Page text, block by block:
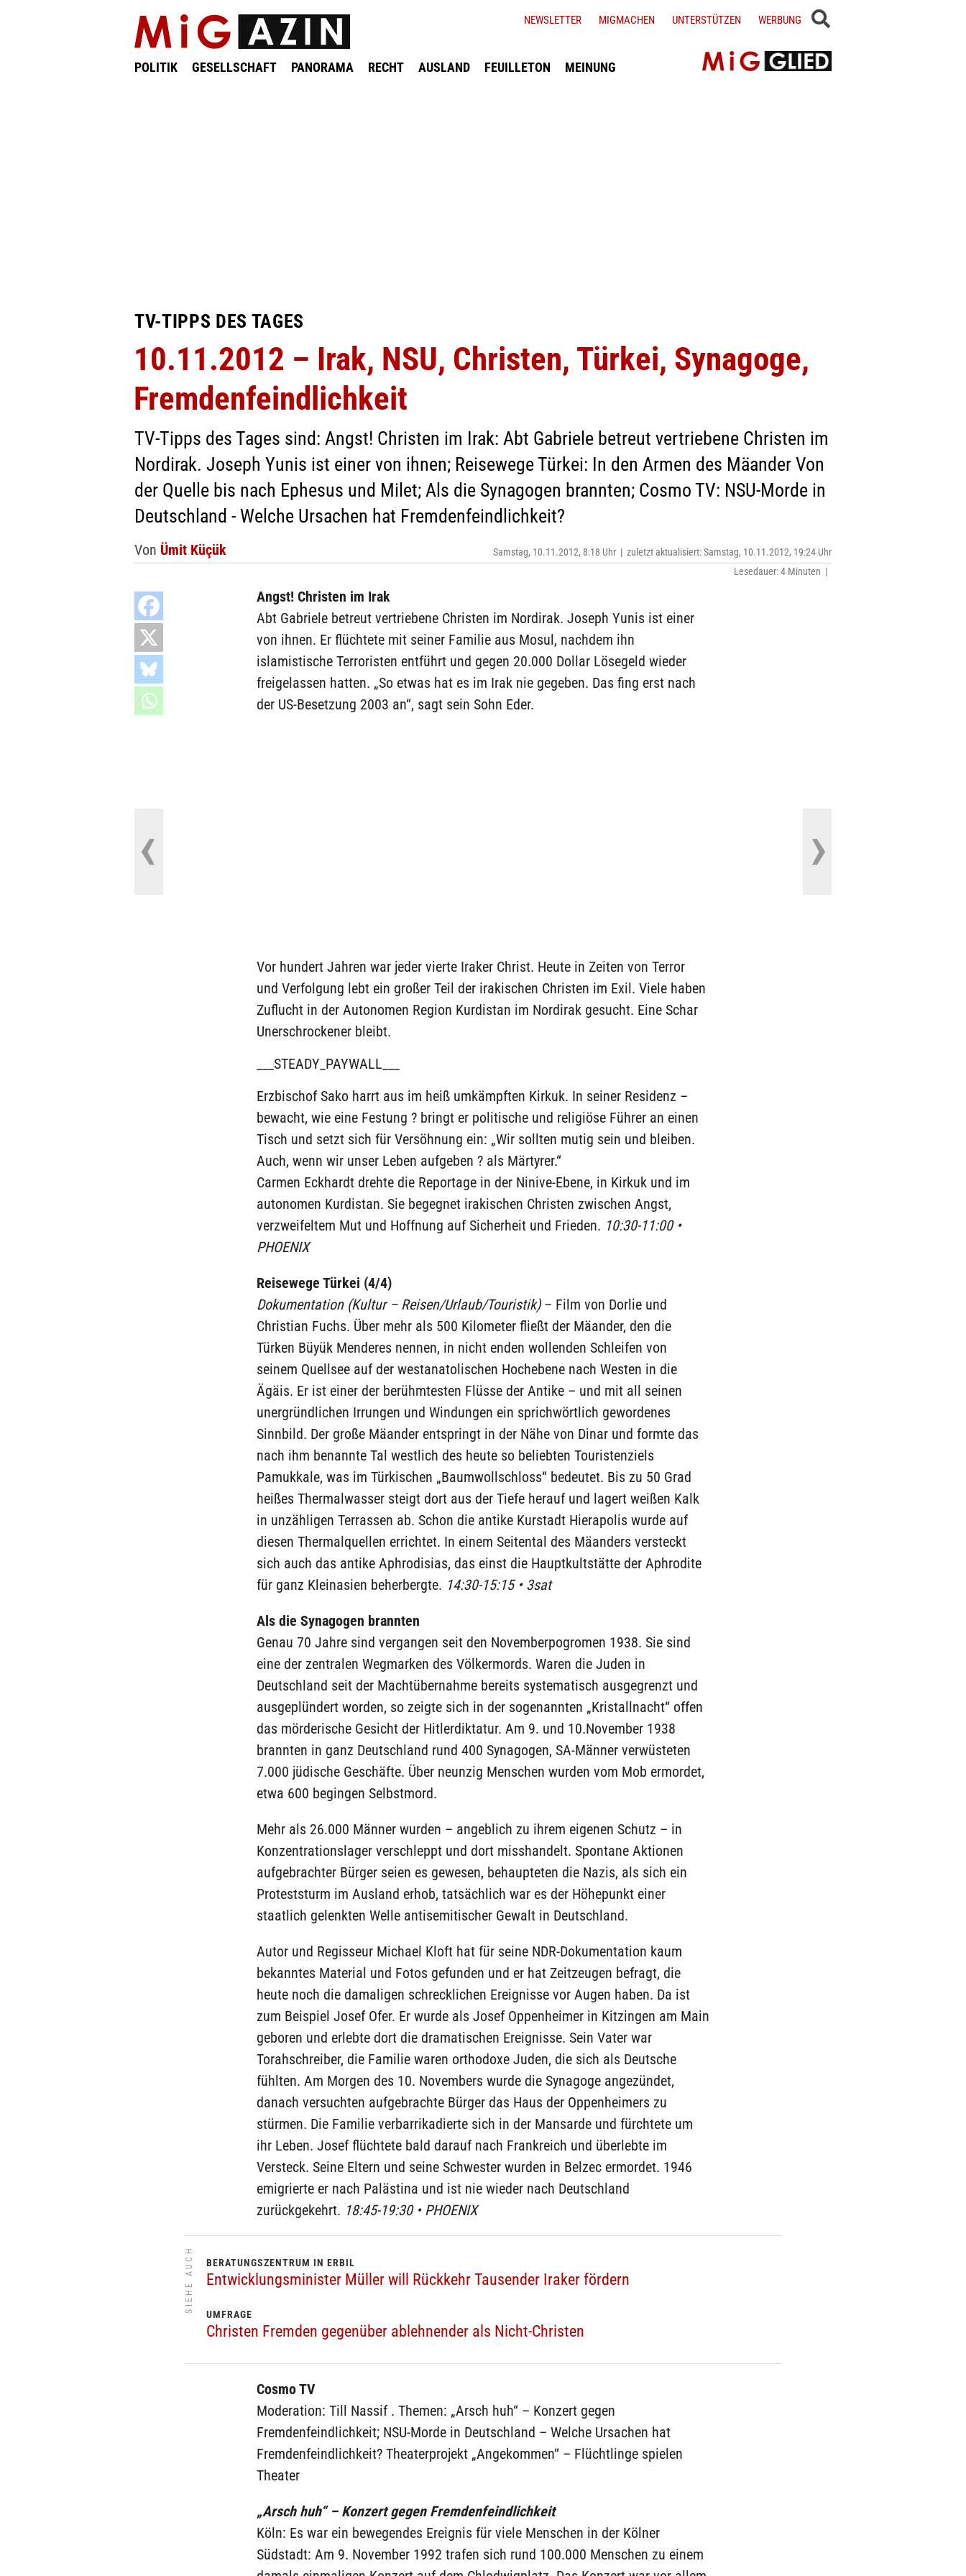
POLITIK GESELLSCHAFT PANORAMA RECHT AUSLAND FEUILLETON MEINUNG
NEWSLETTER MIGMACHEN UNTERSTÜTZEN WERBUNG
TV-TIPPS DES TAGES
10.11.2012 – Irak, NSU, Christen, Türkei, Synagoge,
Fremdenfeindlichkeit
TV-Tipps des Tages sind: Angst! Christen im Irak: Abt Gabriele betreut vertriebene Christen im
Nordirak. Joseph Yunis ist einer von ihnen; Reisewege Türkei: In den Armen des Mäander Von
der Quelle bis nach Ephesus und Milet; Als die Synagogen brannten; Cosmo TV: NSU-Morde in
Deutschland - Welche Ursachen hat Fremdenfeindlichkeit?
Von Ümit Küçük Samstag, 10.11.2012, 8:18 Uhr | zuletzt aktualisiert: Samstag, 10.11.2012, 19:24 Uhr
Lesedauer: 4 Minuten |
Angst! Christen im Irak
Abt Gabriele betreut vertriebene Christen im Nordirak. Joseph Yunis ist einer
von ihnen. Er flüchtete mit seiner Familie aus Mosul, nachdem ihn
islamistische Terroristen entführt und gegen 20.000 Dollar Lösegeld wieder
freigelassen hatten. „So etwas hat es im Irak nie gegeben. Das fing erst nach
der US-Besetzung 2003 an“, sagt sein Sohn Eder.
Vor hundert Jahren war jeder vierte Iraker Christ. Heute in Zeiten von Terror
und Verfolgung lebt ein großer Teil der irakischen Christen im Exil. Viele haben
Zuflucht in der Autonomen Region Kurdistan im Nordirak gesucht. Eine Schar
Unerschrockener bleibt.
___STEADY_PAYWALL___
Erzbischof Sako harrt aus im heiß umkämpften Kirkuk. In seiner Residenz –
bewacht, wie eine Festung ? bringt er politische und religiöse Führer an einen
Tisch und setzt sich für Versöhnung ein: „Wir sollten mutig sein und bleiben.
Auch, wenn wir unser Leben aufgeben ? als Märtyrer.“
Carmen Eckhardt drehte die Reportage in der Ninive-Ebene, in Kirkuk und im
autonomen Kurdistan. Sie begegnet irakischen Christen zwischen Angst,
verzweifeltem Mut und Hoffnung auf Sicherheit und Frieden. 10:30-11:00 •
PHOENIX
Reisewege Türkei (4/4)
Dokumentation (Kultur – Reisen/Urlaub/Touristik)– Film von Dorlie und
Christian Fuchs. Über mehr als 500 Kilometer fließt der Mäander, den die
Türken Büyük Menderes nennen, in nicht enden wollenden Schleifen von
seinem Quellsee auf der westanatolischen Hochebene nach Westen in die
Ägäis. Er ist einer der berühmtesten Flüsse der Antike – und mit all seinen
unergründlichen Irrungen und Windungen ein sprichwörtlich gewordenes
Sinnbild. Der große Mäander entspringt in der Nähe von Dinar und formte das
nach ihm benannte Tal westlich des heute so beliebten Touristenziels
Pamukkale, was im Türkischen „Baumwollschloss“ bedeutet. Bis zu 50 Grad
heißes Thermalwasser steigt dort aus der Tiefe herauf und lagert weißen Kalk
in unzähligen Terrassen ab. Schon die antike Kurstadt Hierapolis wurde auf
diesen Thermalquellen errichtet. In einem Seitental des Mäanders versteckt
sich auch das antike Aphrodisias, das einst die Hauptkultstätte der Aphrodite
für ganz Kleinasien beherbergte. 14:30-15:15 • 3sat
Als die Synagogen brannten
Genau 70 Jahre sind vergangen seit den Novemberpogromen 1938. Sie sind
eine der zentralen Wegmarken des Völkermords. Waren die Juden in
Deutschland seit der Machtübernahme bereits systematisch ausgegrenzt und
ausgeplündert worden, so zeigte sich in der sogenannten „Kristallnacht“ offen
das mörderische Gesicht der Hitlerdiktatur. Am 9. und 10.November 1938
brannten in ganz Deutschland rund 400 Synagogen, SA-Männer verwüsteten
7.000 jüdische Geschäfte. Über neunzig Menschen wurden vom Mob ermordet,
etwa 600 begingen Selbstmord.
Mehr als 26.000 Männer wurden – angeblich zu ihrem eigenen Schutz – in
Konzentrationslager verschleppt und dort misshandelt. Spontane Aktionen
aufgebrachter Bürger seien es gewesen, behaupteten die Nazis, als sich ein
Proteststurm im Ausland erhob, tatsächlich war es der Höhepunkt einer
staatlich gelenkten Welle antisemitischer Gewalt in Deutschland.
Autor und Regisseur Michael Kloft hat für seine NDR-Dokumentation kaum
bekanntes Material und Fotos gefunden und er hat Zeitzeugen befragt, die
heute noch die damaligen schrecklichen Ereignisse vor Augen haben. Da ist
zum Beispiel Josef Ofer. Er wurde als Josef Oppenheimer in Kitzingen am Main
geboren und erlebte dort die dramatischen Ereignisse. Sein Vater war
Torahschreiber, die Familie waren orthodoxe Juden, die sich als Deutsche
fühlten. Am Morgen des 10. Novembers wurde die Synagoge angezündet,
danach versuchten aufgebrachte Bürger das Haus der Oppenheimers zu
stürmen. Die Familie verbarrikadierte sich in der Mansarde und fürchtete um
ihr Leben. Josef flüchtete bald darauf nach Frankreich und überlebte im
Versteck. Seine Eltern und seine Schwester wurden in Belzec ermordet. 1946
emigrierte er nach Palästina und ist nie wieder nach Deutschland
zurückgekehrt. 18:45-19:30 • PHOENIX
SIEHE AUCH BERATUNGSZENTRUM IN ERBIL
Entwicklungsminister Müller will Rückkehr Tausender Iraker fördern
UMFRAGE
Christen Fremden gegenüber ablehnender als Nicht-Christen
Cosmo TV
Moderation: Till Nassif . Themen: „Arsch huh“ – Konzert gegen
Fremdenfeindlichkeit; NSU-Morde in Deutschland – Welche Ursachen hat
Fremdenfeindlichkeit? Theaterprojekt „Angekommen“ – Flüchtlinge spielen
Theater
„Arsch huh“ – Konzert gegen Fremdenfeindlichkeit
Köln: Es war ein bewegendes Ereignis für viele Menschen in der Kölner
Südstadt: Am 9. November 1992 trafen sich rund 100.000 Menschen zu einem